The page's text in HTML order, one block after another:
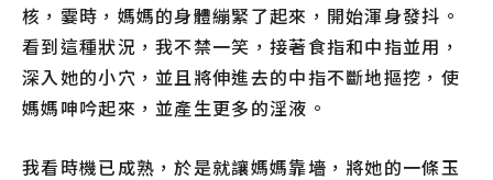
核，霎時，媽媽的身體繃緊了起來，開始渾身發抖。
看到這種狀況，我不禁一笑，接著食指和中指並用，
深入她的小穴，並且將伸進去的中指不斷地摳挖，使
媽媽呻吟起來，並產生更多的淫液。
我看時機已成熟，於是就讓媽媽靠墻，將她的一條玉